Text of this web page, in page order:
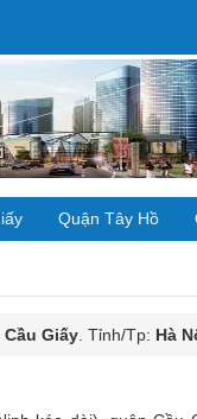
Quận Tây Hồ
Cầu Giấy . Tỉnh/Tp: Hà